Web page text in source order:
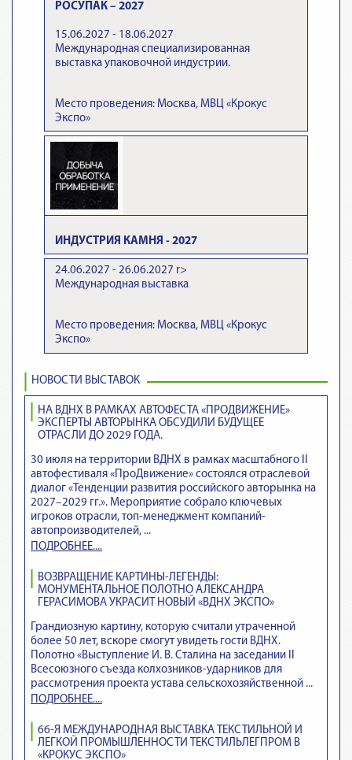
РОСУПАК – 2027
15.06.2027 - 18.06.2027
Международная специализированная
выставка упаковочной индустрии.
Место проведения: Москва, МВЦ «Крокус
Экспо»
ИНДУСТРИЯ КАМНЯ - 2027
24.06.2027 - 26.06.2027 r>
Международная выставка
Место проведения: Москва, МВЦ «Крокус
Экспо»
НОВОСТИ ВЫСТАВОК
НА ВДНХ В РАМКАХ АВТОФЕСТА «ПРОДВИЖЕНИЕ»
ЭКСПЕРТЫ АВТОРЫНКА ОБСУДИЛИ БУДУЩЕЕ
ОТРАСЛИ ДО 2029 ГОДА.
30 июля на территории ВДНХ в рамках масштабного II
автофестиваля «ПроДвижение» состоялся отраслевой
диалог «Тенденции развития российского авторынка на
2027–2029 гг.». Мероприятие собрало ключевых
игроков отрасли, топ-менеджмент компаний-
автопроизводителей, ...
ПОДРОБНЕЕ....
ВОЗВРАЩЕНИЕ КАРТИНЫ-ЛЕГЕНДЫ:
МОНУМЕНТАЛЬНОЕ ПОЛОТНО АЛЕКСАНДРА
ГЕРАСИМОВА УКРАСИТ НОВЫЙ «ВДНХ ЭКСПО»
Грандиозную картину, которую считали утраченной
более 50 лет, вскоре смогут увидеть гости ВДНХ.
Полотно «Выступление И. В. Сталина на заседании II
Всесоюзного съезда колхозников-ударников для
рассмотрения проекта устава сельскохозяйственной ...
ПОДРОБНЕЕ....
66-Я МЕЖДУНАРОДНАЯ ВЫСТАВКА ТЕКСТИЛЬНОЙ И
ЛЕГКОЙ ПРОМЫШЛЕННОСТИ ТЕКСТИЛЬЛЕГПРОМ В
«КРОКУС ЭКСПО»